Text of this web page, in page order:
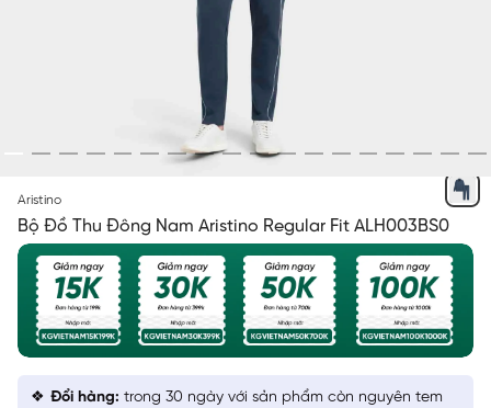
Aristino
Bộ Đồ Thu Đông Nam Aristino Regular Fit ALH003BS0
Đổi hàng: trong 30 ngày với sản phẩm còn nguyên tem